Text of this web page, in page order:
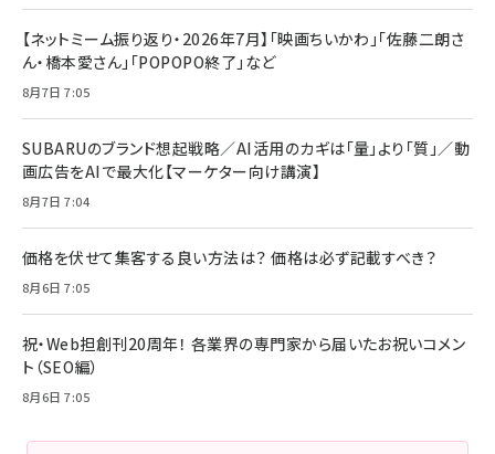
【ネットミーム振り返り・2026年7月】「映画ちいかわ」「佐藤二朗さ
ん・橋本愛さん」「POPOPO終了」など
8月7日 7:05
SUBARUのブランド想起戦略／AI活用のカギは「量」より「質」／動
画広告をAIで最大化【マーケター向け講演】
8月7日 7:04
価格を伏せて集客する良い方法は？ 価格は必ず記載すべき？
8月6日 7:05
祝・Web担創刊20周年！ 各業界の専門家から届いたお祝いコメン
ト（SEO編）
8月6日 7:05